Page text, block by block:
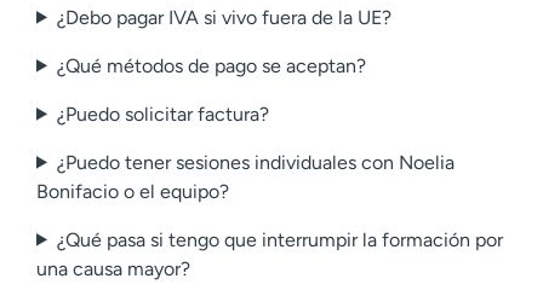
¿Debo pagar IVA si vivo fuera de la UE?
¿Qué métodos de pago se aceptan?
¿Puedo solicitar factura?
¿Puedo tener sesiones individuales con Noelia
Bonifacio o el equipo?
¿Qué pasa si tengo que interrumpir la formación por
una causa mayor?